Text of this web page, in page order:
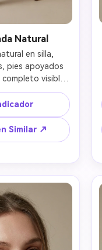
Natural
en silla,
pies apoyados
visible,
realista,
original,
iluminación suave de interior
Similar ↗